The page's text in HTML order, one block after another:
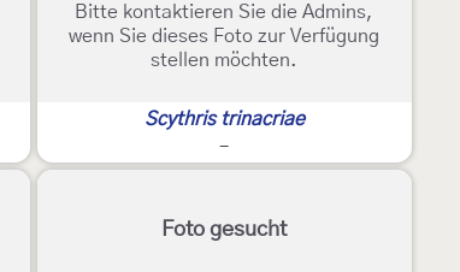
Bitte kontaktieren Sie die Admins,
wenn Sie dieses Foto zur Verfügung
stellen möchten.
Scythris trinacriae
-
Foto gesucht